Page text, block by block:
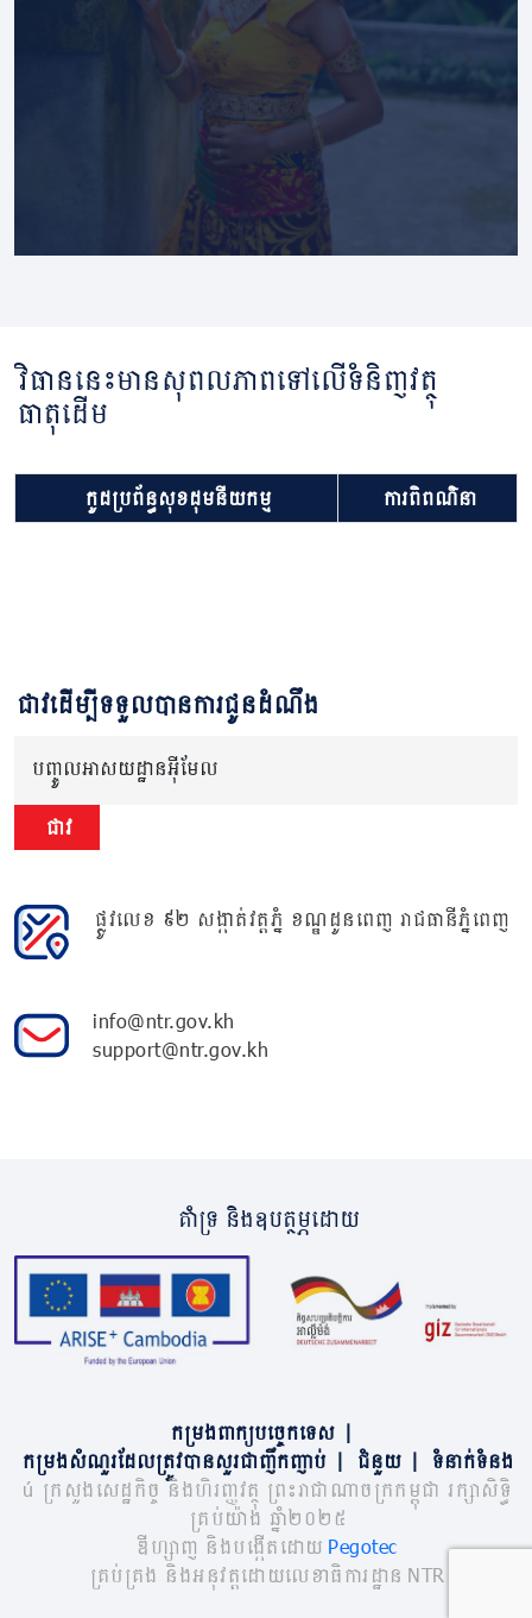
វិធាននេះមានសុពលភាពទៅលើទំនិញវត្ថុ
ធាតុដើម
កូដប្រព័ន្ធសុខដុមនីយកម្ម ការពិពណ៌នា
ជាវដើម្បីទទួលបានការជូនដំណឹង
បញ្ចូលអាសយដ្ឋានអ៊ីមែល
ជាវ
ផ្លូវលេខ ៩២ សង្កាត់វត្តភ្នំ ខណ្ឌដូនពេញ រាជធានីភ្នំពេញ
info@ntr.gov.kh
support@ntr.gov.kh
គាំទ្រ និងឧបត្ថម្ភដោយ
កម្រងពាក្យបច្ចេកទេស
|
កម្រងសំណួរដែលត្រូវបានសួរជាញឹកញាប់
| ជំនួយ |
ទំនាក់ទំនង
© ក្រសួងសេដ្ឋកិច្ច និងហិរញ្ញវត្ថុ ព្រះរាជាណាចក្រកម្ពុជា រក្សាសិទ្ធិ
គ្រប់យ៉ាង ឆ្នាំ២០២៥
ឌីហ្សាញ និងបង្កើតដោយ Pegotec
គ្រប់គ្រង និងអនុវត្តដោយលេខាធិការដ្ឋាន NTR